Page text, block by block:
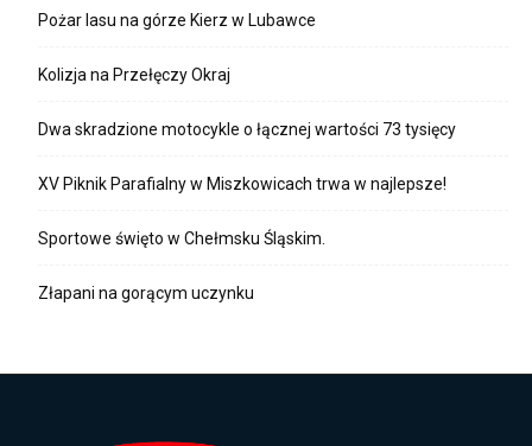
Pożar lasu na górze Kierz w Lubawce
Kolizja na Przełęczy Okraj
Dwa skradzione motocykle o łącznej wartości 73 tysięcy
XV Piknik Parafialny w Miszkowicach trwa w najlepsze!
Sportowe święto w Chełmsku Śląskim.
Złapani na gorącym uczynku